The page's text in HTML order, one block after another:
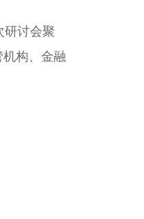
研讨会聚
构、金融